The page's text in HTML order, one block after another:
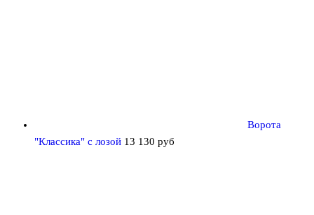
Ворота
"Классика" с лозой 13 130 руб